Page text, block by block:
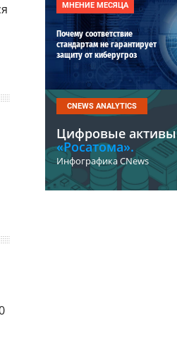
МНЕНИЕ МЕСЯЦА
Почему соответствие
стандартам не гарантирует
защиту от киберугроз
CNEWS ANALYTICS
Цифровые активы
«Росатома».
Инфографика CNews